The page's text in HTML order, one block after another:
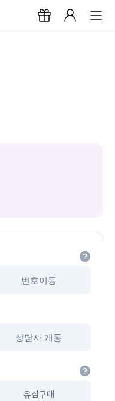
번호이동
상담사 개통
유심구매